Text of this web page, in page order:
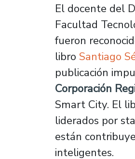
El docente del
Facultad
fueron
libro Santiago
publicación
Corporación
Smart City. El
liderados por
están
inteligentes.